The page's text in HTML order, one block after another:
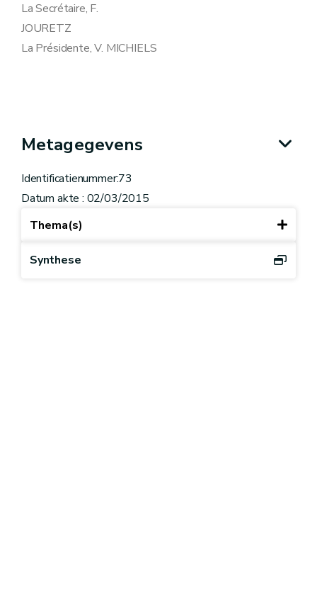
La Secrétaire, F.
JOURETZ
La Présidente, V. MICHIELS
Metagegevens
Identificatienummer:73
Datum akte : 02/03/2015
Thema(s)
Synthese